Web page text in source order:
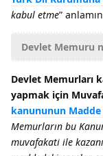
kabul etme”
Devlet Memuru
Devlet Memurları
yapmak için
kanununun Madde
Memurların bu
muvafakati ile